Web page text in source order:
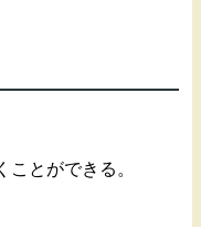
とができる。